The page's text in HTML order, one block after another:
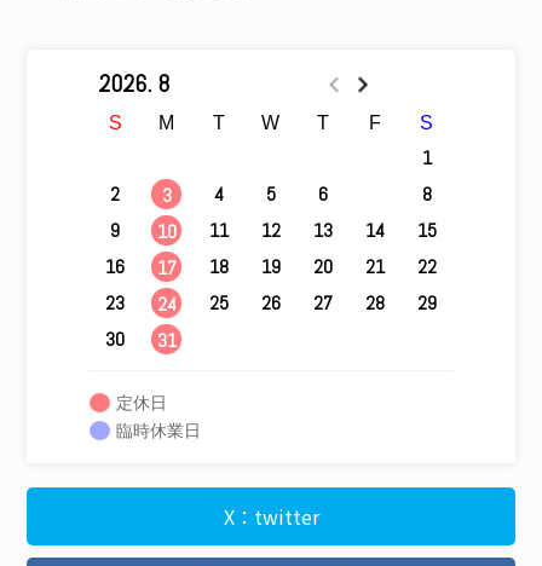
2026. 8
S M T W T F S
1
2
3 4 5 6
8
9
10 11 12 13 14
15
16
17 18 19 20 21
22
23
24 25 26 27 28
29
30
31
定休日
臨時休業日
X：twitter